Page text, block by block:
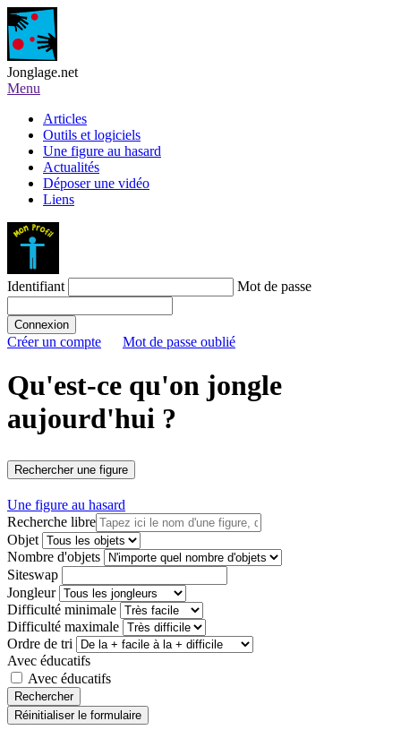
Jonglage.net
Menu
Articles
Outils et logiciels
Une figure au hasard
Actualités
Déposer une vidéo
Liens
Identifiant Mot de passe
Créer un compte Mot de passe oublié
Qu'est-ce qu'on jongle
aujourd'hui ?
Rechercher une figure
Une figure au hasard
Recherche libre
Objet
Nombre d'objets
Siteswap
Jongleur
Difficulté minimale
Difficulté maximale
Ordre de tri
Avec éducatifs
Avec éducatifs